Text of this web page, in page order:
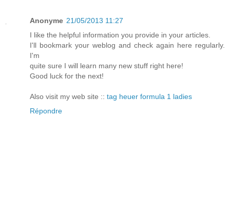
Anonyme 21/05/2013 11:27
I like the helpful information you provide in your articles.
I'll bookmark your weblog and check again here regularly.
I'm
quite sure I will learn many new stuff right here!
Good luck for the next!
Also visit my web site :: tag heuer formula 1 ladies
Répondre